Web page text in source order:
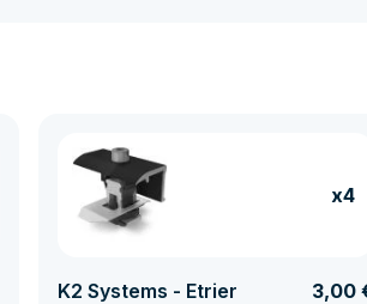
x4
K2 Systems - Etrier
3,00